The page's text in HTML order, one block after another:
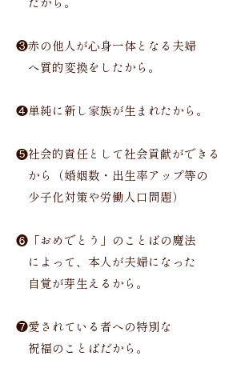
だから。
❸赤の他人が心身一体となる夫婦
へ質的変換をしたから。
❹単純に新し家族が生まれたから。
❺社会的責任として社会貢献ができる
から（婚姻数・出生率アップ等の
少子化対策や労働人口問題）
❻「おめでとう」のことばの魔法
によって、本人が夫婦になった
自覚が芽生えるから。
❼愛されている者への特別な
祝福のことばだから。